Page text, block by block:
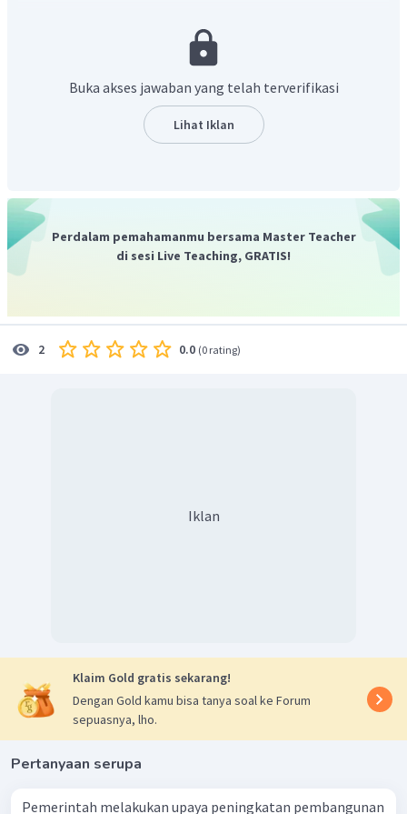
Pemberdayaan komunitas melibatkan partisipasi
pelatihan.
Pemberdayaan Komunitas harus dapat
memaksimalkan pembiayaan sumber daya.
bersifat makro dan mikro.
Buka akses jawaban yang telah terverifikasi
Lihat Iklan
Perdalam pemahamanmu bersama Master Teacher
di sesi Live Teaching, GRATIS!
2 0.0 (0 rating)
Iklan
Klaim Gold gratis sekarang!
Dengan Gold kamu bisa tanya soal ke Forum
sepuasnya, lho.
Pertanyaan serupa
Pemerintah melakukan upaya peningkatan pembangunan